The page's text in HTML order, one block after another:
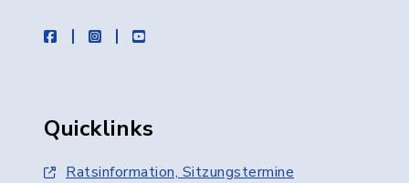
facebookinstagramyoutube
Quicklinks
Ratsinformation, Sitzungstermine